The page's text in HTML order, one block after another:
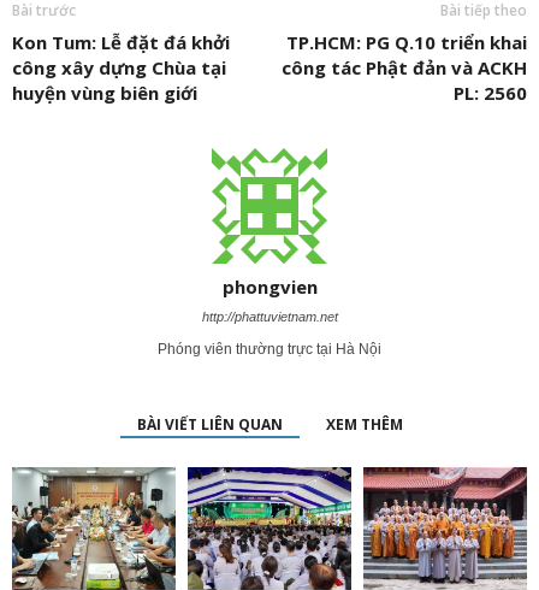
Bài trước
Kon Tum: Lễ đặt đá khởi
công xây dựng Chùa tại
huyện vùng biên giới
Bài tiếp theo
TP.HCM: PG Q.10 triển khai
công tác Phật đản và ACKH
PL: 2560
phongvien
http://phattuvietnam.net
Phóng viên thường trực tại Hà Nội
BÀI VIẾT LIÊN QUAN XEM THÊM